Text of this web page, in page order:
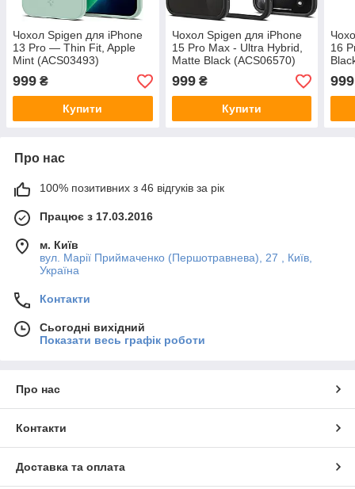
Чохол Spigen для iPhone
13 Pro — Thin Fit, Apple
Mint (ACS03493)
999 ₴
Купити
Чохол Spigen для iPhone
15 Pro Max - Ultra Hybrid,
Matte Black (ACS06570)
999₴
Купити
16
999
Про нас
100% позитивних з 46 відгуків за рік
Працює з 17.03.2016
м. Київ
вул. Марії Приймаченко (Першотравнева), 27 , Київ,
Україна
Контакти
Сьогодні вихідний
Показати весь графік роботи
Про нас
Контакти
Доставка та оплата